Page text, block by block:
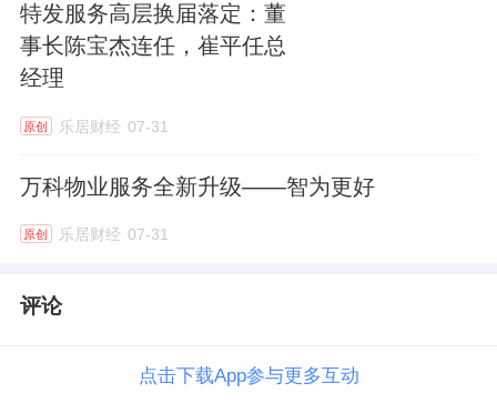
现状，来打造我们积余远程巡检、集约化运
营、远程调度一体智慧运营中心，通过人才共
享数据，实现规模化管理赋能。在加速AI创新
应用方面，前面我也向各位嘉宾介绍了招商积
在这里再着重分享一下下阶段公司在AI及人机
AI专项成果，在物业客服、安防、巡检、运
面辅助员工作业，客户服务和管理决策，以人
特发服务高层换届落定：董
事长陈宝杰连任，崔平任总
经理
原创 乐居财经 07-31
万科物业服务全新升级——智为更好
原创 乐居财经 07-31
评论
点击下载App参与更多互动